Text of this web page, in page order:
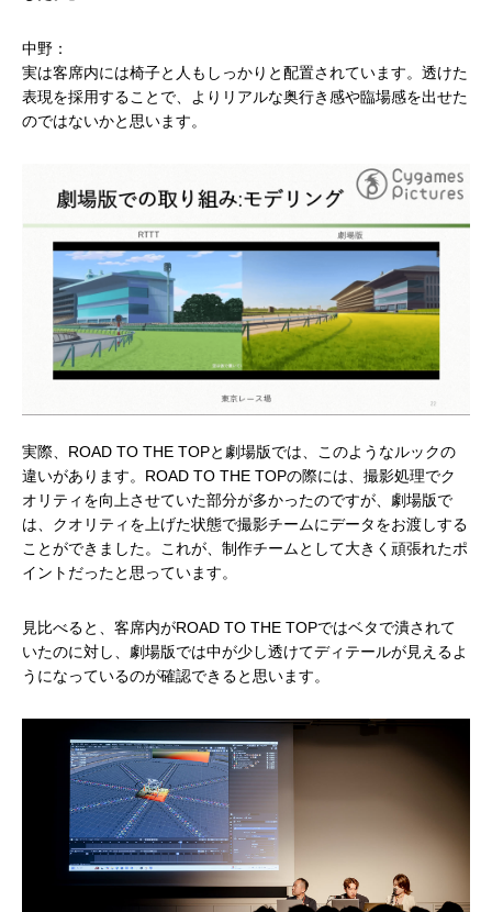
中野：
実は客席内には椅子と人もしっかりと配置されています。透けた
表現を採用することで、よりリアルな奥行き感や臨場感を出せた
のではないかと思います。
実際、ROAD TO THE TOPと劇場版では、このようなルックの
違いがあります。ROAD TO THE TOPの際には、撮影処理でク
オリティを向上させていた部分が多かったのですが、劇場版で
は、クオリティを上げた状態で撮影チームにデータをお渡しする
ことができました。これが、制作チームとして大きく頑張れたポ
イントだったと思っています。
見比べると、客席内がROAD TO THE TOPではベタで潰されて
いたのに対し、劇場版では中が少し透けてディテールが見えるよ
うになっているのが確認できると思います。